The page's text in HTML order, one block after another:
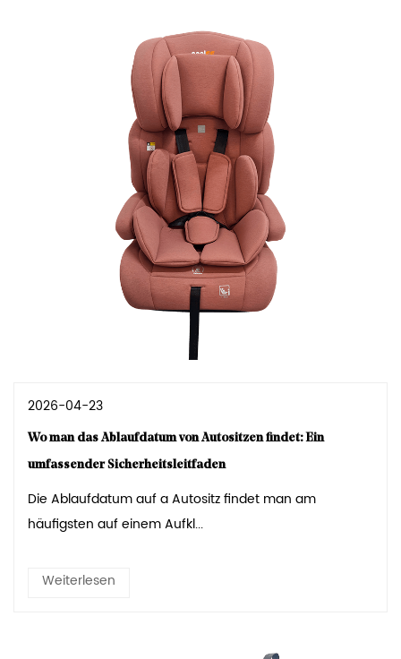
2026-04-23
Wo man das Ablaufdatum von Autositzen findet: Ein
umfassender Sicherheitsleitfaden
Die Ablaufdatum auf a Autositz findet man am
häufigsten auf einem Aufkl...
Weiterlesen